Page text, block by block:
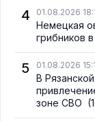
4 01.08.2026
Немецкая
грибников
5 01.08.2026
В
зоне СВО